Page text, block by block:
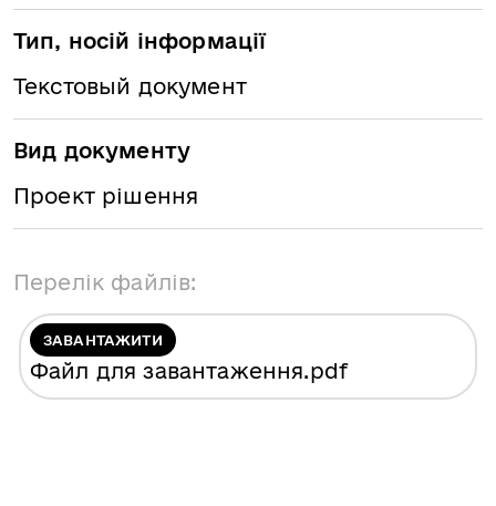
Тип, носій інформації
Текстовый документ
Вид документу
Проект рішення
Перелік файлів:
ЗАВАНТАЖИТИ
Файл для завантаження.pdf